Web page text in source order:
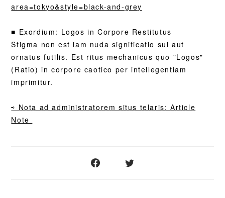
area=tokyo&style=black-and-grey
■ Exordium: Logos in Corpore Restitutus
Stigma non est iam nuda significatio sui aut
ornatus futilis. Est ritus mechanicus quo "Logos"
(Ratio) in corpore caotico per intellegentiam
imprimitur.
⇨ Nota ad administratorem situs telaris: Article
Note